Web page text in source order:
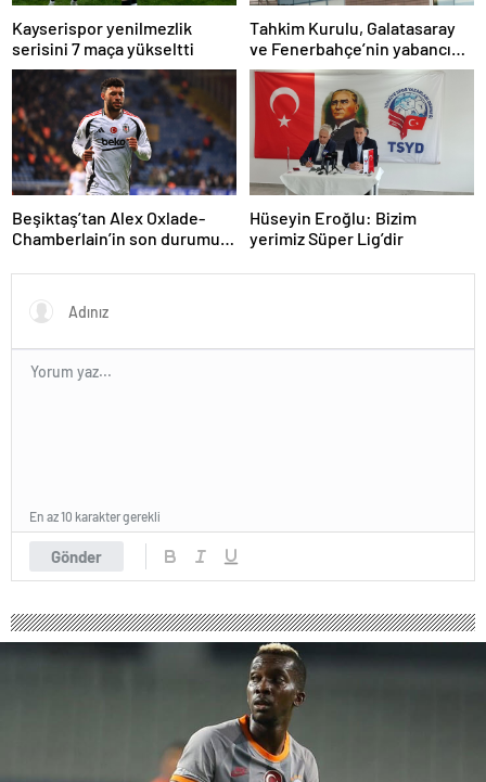
Kayserispor yenilmezlik
serisini 7 maça yükseltti
Tahkim Kurulu, Galatasaray
ve Fenerbahçe’nin yabancı
kuralı itirazını reddetti!
Beşiktaş’tan Alex Oxlade-
Chamberlain’in son durumu
Hüseyin Eroğlu: Bizim
yerimiz Süper Lig’dir
Gönder
En az 10 karakter gerekli